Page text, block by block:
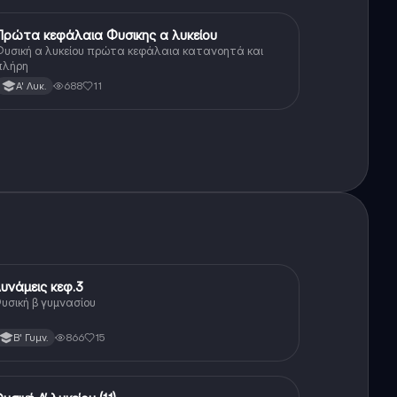
Φυσικήκεφάλαια Φυσικης α λυκείου
α λυκείου πρώτα κεφάλαια κατανοητά και
Α' Λυκ. 688 11
Φυσική κεφ.3
β γυμνασίου
Β' Γυμν. 866 15